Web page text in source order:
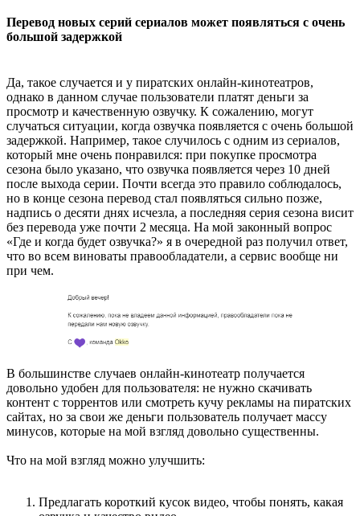
Перевод новых серий сериалов может появляться с очень
большой задержкой
Да, такое случается и у пиратских онлайн-кинотеатров,
однако в данном случае пользователи платят деньги за
просмотр и качественную озвучку. К сожалению, могут
случаться ситуации, когда озвучка появляется с очень большой
задержкой. Например, такое случилось с одним из сериалов,
который мне очень понравился: при покупке просмотра
сезона было указано, что озвучка появляется через 10 дней
после выхода серии. Почти всегда это правило соблюдалось,
но в конце сезона перевод стал появляться сильно позже,
надпись о десяти днях исчезла, а последняя серия сезона висит
без перевода уже почти 2 месяца. На мой законный вопрос
«Где и когда будет озвучка?» я в очередной раз получил ответ,
что во всем виноваты правообладатели, а сервис вообще ни
при чем.
В большинстве случаев онлайн-кинотеатр получается
довольно удобен для пользователя: не нужно скачивать
контент с торрентов или смотреть кучу рекламы на пиратских
сайтах, но за свои же деньги пользователь получает массу
минусов, которые на мой взгляд довольно существенны.
Что на мой взгляд можно улучшить:
Предлагать короткий кусок видео, чтобы понять, какая